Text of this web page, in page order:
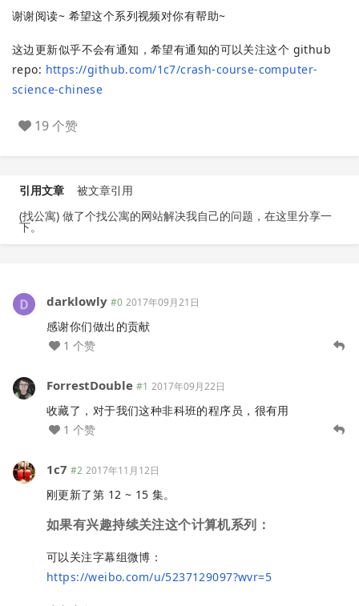
谢谢阅读~ 希望这个系列视频对你有帮助~
这边更新似乎不会有通知，希望有通知的可以关注这个 github
repo: https://github.com/1c7/crash-course-computer-
science-chinese
19 个赞
引用文章
被文章引用
(找公寓) 做了个找公寓的网站解决我自己的问题，在这里分享一
下。
darklowly #0 2017年09月21日
感谢你们做出的贡献
1 个赞
ForrestDouble #1 2017年09月22日
收藏了，对于我们这种非科班的程序员，很有用
1 个赞
1c7 #2 2017年11月12日
刚更新了第 12 ~ 15 集。
如果有兴趣持续关注这个计算机系列：
可以关注字幕组微博：
https://weibo.com/u/5237129097?wvr=5